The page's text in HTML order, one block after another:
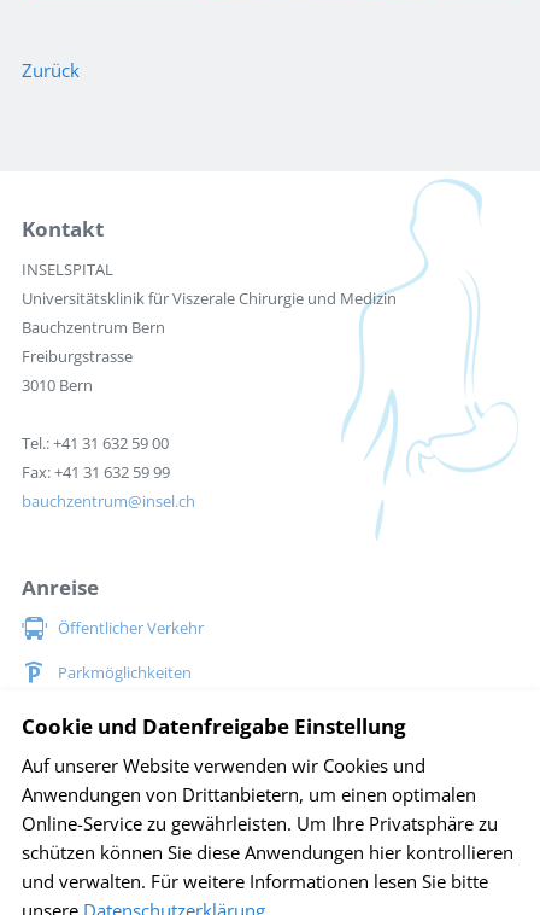
Zurück
Kontakt
INSELSPITAL
Universitätsklinik für Viszerale Chirurgie und Medizin
Bauchzentrum Bern
Freiburgstrasse
3010 Bern
Tel.: +41 31 632 59 00
Fax: +41 31 632 59 99
bauchzentrum
insel.ch
Anreise
Öffentlicher Verkehr
Parkmöglichkeiten
Situationsplan Inselspital
Social Media
Cookie und Datenfreigabe Einstellung
Auf unserer Website verwenden wir Cookies und
Anwendungen von Drittanbietern, um einen optimalen
Online-Service zu gewährleisten. Um Ihre Privatsphäre zu
schützen können Sie diese Anwendungen hier kontrollieren
und verwalten. Für weitere Informationen lesen Sie bitte
unsere Datenschutzerklärung